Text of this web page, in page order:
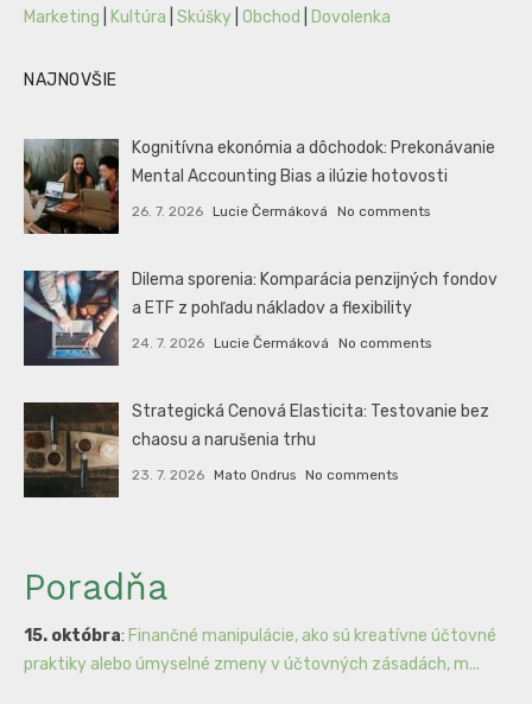
Marketing
Kultúra Skúšky Obchod Dovolenka
NAJNOVŠIE
Kognitívna ekonómia a dôchodok: Prekonávanie
Mental Accounting Bias a ilúzie hotovosti
26. 7. 2026 Lucie Čermáková No comments
Dilema sporenia: Komparácia penzijných fondov
a ETF z pohľadu nákladov a flexibility
24. 7. 2026 Lucie Čermáková No comments
Strategická Cenová Elasticita: Testovanie bez
chaosu a narušenia trhu
23. 7. 2026 Mato Ondrus No comments
Poradňa
15. októbra: Finančné manipulácie, ako sú kreatívne účtovné
praktiky alebo úmyselné zmeny v účtovných zásadách, m...